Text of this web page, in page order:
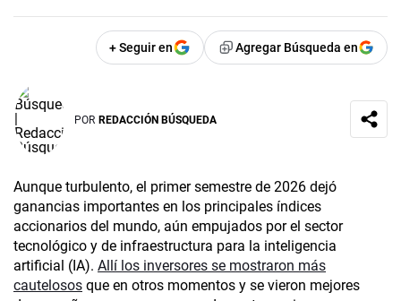
+ Seguir en Agregar Búsqueda en
POR REDACCIÓN BÚSQUEDA
Aunque turbulento, el primer semestre de 2026 dejó
ganancias importantes en los principales índices
accionarios del mundo, aún empujados por el sector
tecnológico y de infraestructura para la inteligencia
artificial (IA). Allí los inversores se mostraron más
cautelosos que en otros momentos y se vieron mejores